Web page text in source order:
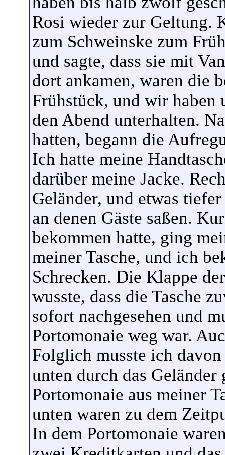
Rosi wieder zur Geltung.
zum Schweinske zum
und sagte, dass sie mit
dort ankamen, waren die
Frühstück, und wir haben
den Abend unterhalten.
hatten, begann die
Ich hatte meine
darüber meine Jacke.
Geländer, und etwas
an denen Gäste saßen.
bekommen hatte, ging
meiner Tasche, und ich
Schrecken. Die Klappe
wusste, dass die Tasche
sofort nachgesehen und
Portomonaie weg war.
Folglich musste ich
unten durch das
Portomonaie aus meiner
unten waren zu dem
In dem Portomonaie